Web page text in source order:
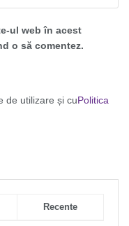
ul web în acest
o să comentez.
de utilizare și cuPolitica
Recente